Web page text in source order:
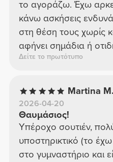
το αγοράζω. Έχω
κάνω ασκήσεις
στη θέση τους χωρίς
αφήνει σημάδια ή
Δείτε το πρωτότυπο
Martina M.
2026-04-20
Θαυμάσιος!
Υπέροχο σουτιέν,
υποστηρικτικό (το
στο γυμναστήριο και